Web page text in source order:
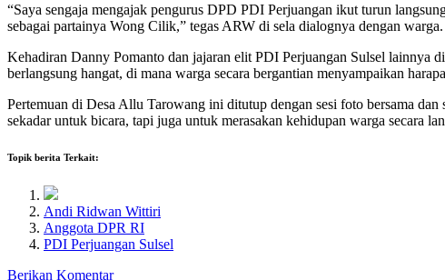
“Saya sengaja mengajak pengurus DPD PDI Perjuangan ikut turun
sebagai partainya Wong Cilik,” tegas ARW di sela dialognya dengan warga.
Kehadiran Danny Pomanto dan jajaran elit PDI Perjuangan Sulsel lainnya
berlangsung hangat, di mana warga secara bergantian menyampaikan
Pertemuan di Desa Allu Tarowang ini ditutup dengan sesi foto bersama
sekadar untuk bicara, tapi juga untuk merasakan kehidupan warga secara
Topik berita Terkait:
Andi Ridwan Wittiri
Anggota DPR RI
PDI Perjuangan Sulsel
Berikan Komentar